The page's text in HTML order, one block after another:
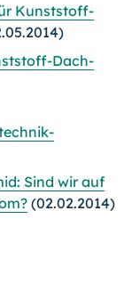
Kunststoff-
Dach-
Sind wir auf
(02.02.2014)